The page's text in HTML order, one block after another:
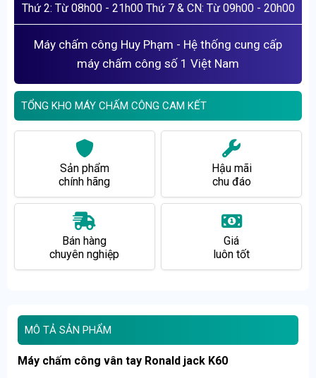
Thứ 2: Từ 08h00 - 21h00 Thứ 7 & CN: Từ 09h00 - 20h00
Máy chấm công Huy Phạm - Hệ thống cung cấp
máy chấm công số 1 Việt Nam
TỔNG KHO MÁY CHẤM CÔNG CAM KẾT
Sản phẩm
chính hãng
Hậu mãi
chu đáo
Bán hàng
chuyên nghiệp
Giá
luôn tốt
MÔ TẢ SẢN PHẨM
Máy chấm công vân tay Ronald jack K60